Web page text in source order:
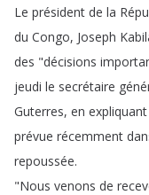
Le président de la
du Congo, Joseph
des "décisions
jeudi le secrétaire
Guterres, en expliquant
prévue récemment
repoussée.
"Nous venons de